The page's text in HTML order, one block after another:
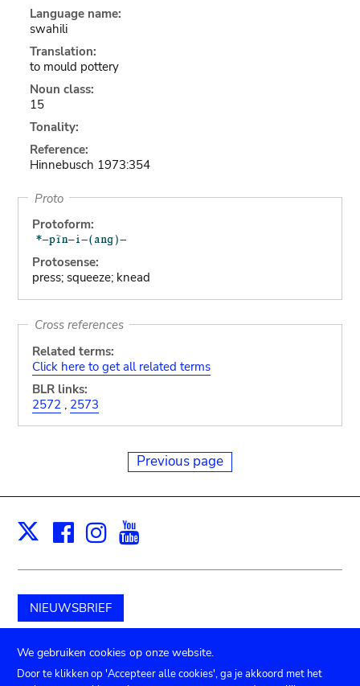
Language name:
swahili
Translation:
to mould pottery
Noun class:
15
Tonality:
Reference:
Hinnebusch 1973:354
Proto
Protoform:
Protosense:
press; squeeze; knead
Cross references
Related terms:
Click here to get all related terms
BLR links:
2572 , 2573
Previous page
X Facebook
Instagram
NIEUWSBRIEF
Schenk aan het museum
We gebruiken cookies op onze website.
Door te klikken op 'Accepteer alle cookies', ga je akkoord met het